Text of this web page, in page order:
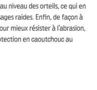
niveau des orteils, ce qui en
raides. Enfin, de façon à
mieux résister à l’abrasion,
en caoutchouc au